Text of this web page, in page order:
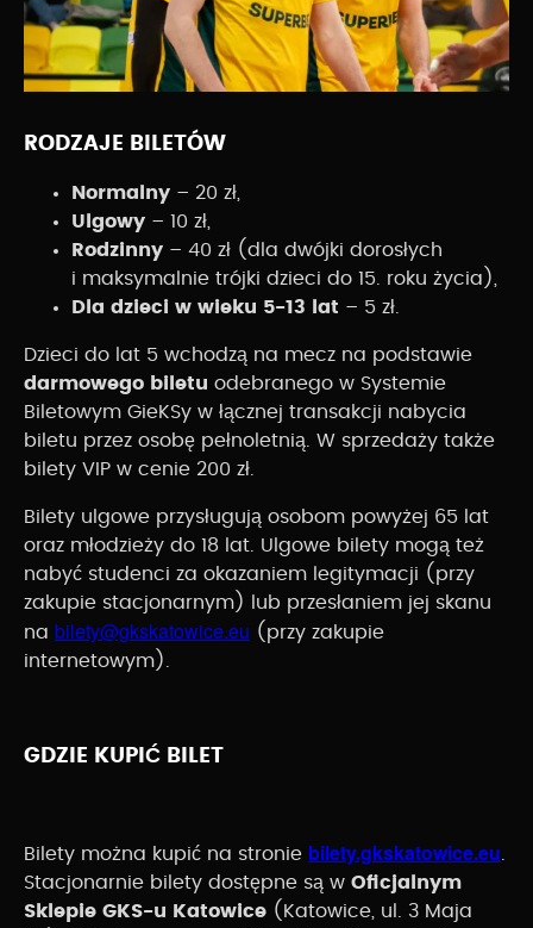
RODZAJE BILETÓW
Normalny – 20 zł,
Ulgowy – 10 zł,
Rodzinny – 40 zł (dla dwójki dorosłych
i maksymalnie trójki dzieci do 15. roku życia),
Dla dzieci w wieku 5-13 lat – 5 zł.
Dzieci do lat 5 wchodzą na mecz na podstawie
darmowego biletu odebranego w Systemie
Biletowym GieKSy w łącznej transakcji nabycia
biletu przez osobę pełnoletnią. W sprzedaży także
bilety VIP w cenie 200 zł.
Bilety ulgowe przysługują osobom powyżej 65 lat
oraz młodzieży do 18 lat. Ulgowe bilety mogą też
nabyć studenci za okazaniem legitymacji (przy
zakupie stacjonarnym) lub przesłaniem jej skanu
na bilety@gkskatowice.eu (przy zakupie
internetowym).
GDZIE KUPIĆ BILET
Bilety można kupić na stronie ⁦bilety.gkskatowice.eu
Stacjonarnie bilety dostępne są w Oficjalnym
Sklepie GKS-u Katowice (Katowice, ul. 3 Maja